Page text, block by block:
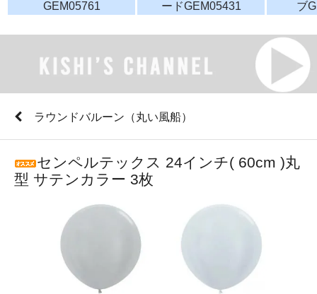
GEM05761
ードGEM05431
ブ
ラウンドバルーン（丸い風船）
センペルテックス 24インチ( 60cm )丸
型 サテンカラー 3枚